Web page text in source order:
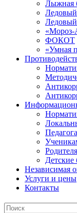
Лыжная
«Мороз-
ФОКОТ
«Умная
Детские
Независимая
Услуги и цены
Контакты